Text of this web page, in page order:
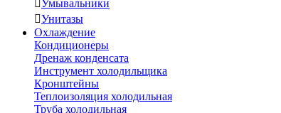
Умывальники
Унитазы
Охлаждение
Кондиционеры
Дренаж конденсата
Инструмент холодильщика
Кронштейны
Теплоизоляция холодильная
Труба холодильная